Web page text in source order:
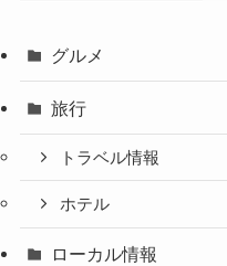
グルメ
旅行
トラベル情報
ホテル
ローカル情報